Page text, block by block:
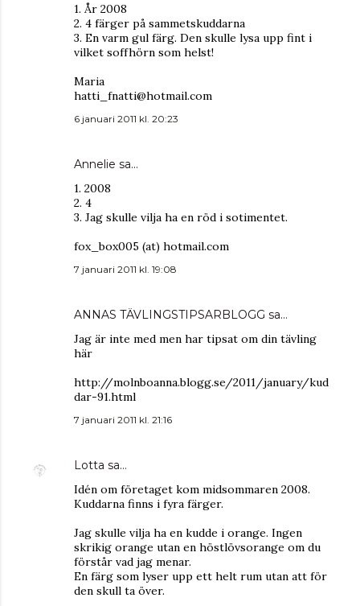
1. År 2008
2. 4 färger på sammetskuddarna
3. En varm gul färg. Den skulle lysa upp fint i
vilket soffhörn som helst!
Maria
hatti_fnatti@hotmail.com
6 januari 2011 kl. 20:23
Annelie sa…
1. 2008
2. 4
3. Jag skulle vilja ha en röd i sotimentet.
fox_box005 (at) hotmail.com
7 januari 2011 kl. 19:08
ANNAS TÄVLINGSTIPSARBLOGG sa…
Jag är inte med men har tipsat om din tävling
här
http://molnboanna.blogg.se/2011/january/kud
dar-91.html
7 januari 2011 kl. 21:16
Lotta sa…
Idén om företaget kom midsommaren 2008.
Kuddarna finns i fyra färger.
Jag skulle vilja ha en kudde i orange. Ingen
skrikig orange utan en höstlövsorange om du
förstår vad jag menar.
En färg som lyser upp ett helt rum utan att för
den skull ta över.